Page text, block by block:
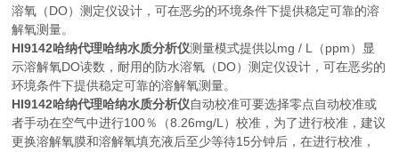
溶氧（DO）测定仪设计，可在恶劣的环境条件下提供稳定可靠的溶
解氧测量。
HI9142哈纳代理哈纳水质分析仪测量模式提供以mg / L（ppm）显
示溶解氧DO读数，耐用的防水溶氧（DO）测定仪设计，可在恶劣的
环境条件下提供稳定可靠的溶解氧测量。
HI9142哈纳代理哈纳水质分析仪自动校准可要选择零点自动校准或
者手动在空气中进行100％（8.26mg/L）校准，为了进行校准，建议
更换溶解氧膜和溶解氧填充液后至少等待15分钟后，在进行校准，